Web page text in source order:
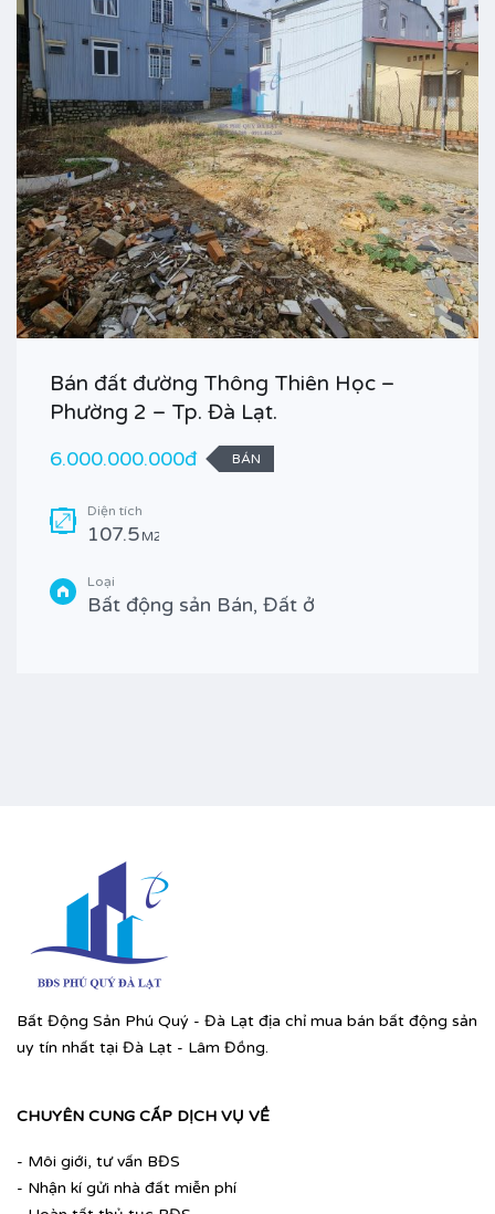
Bán đất đường Thông Thiên Học –
Phường 2 – Tp. Đà Lạt.
6.000.000.000đ
BÁN
Diện tích
107.5 M2
Loại
Bất động sản Bán, Đất ở
Bất Động Sản Phú Quý - Đà Lạt địa chỉ mua bán bất động sản
uy tín nhất tại Đà Lạt - Lâm Đồng.
CHUYÊN CUNG CẤP DỊCH VỤ VỀ
- Môi giới, tư vấn BĐS
- Nhận kí gửi nhà đất miễn phí